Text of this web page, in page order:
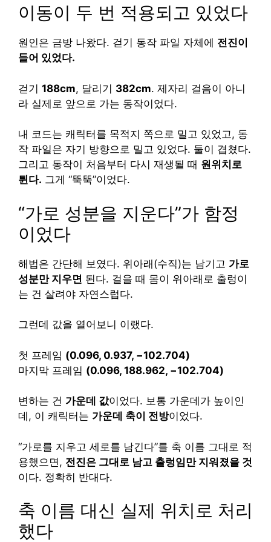
이동이 두 번 적용되고 있었다
원인은 금방 나왔다. 걷기 동작 파일 자체에 전진이
들어 있었다.
걷기 188cm, 달리기 382cm. 제자리 걸음이 아니
라 실제로 앞으로 가는 동작이었다.
내 코드는 캐릭터를 목적지 쪽으로 밀고 있었고, 동
작 파일은 자기 방향으로 밀고 있었다. 둘이 겹쳤다.
그리고 동작이 처음부터 다시 재생될 때 원위치로
튄다. 그게 “뚝뚝”이었다.
“가로 성분을 지운다”가 함정
이었다
해법은 간단해 보였다. 위아래(수직)는 남기고 가로
성분만 지우면 된다. 걸을 때 몸이 위아래로 출렁이
는 건 살려야 자연스럽다.
그런데 값을 열어보니 이랬다.
첫 프레임 (0.096, 0.937, −102.704)
마지막 프레임 (0.096, 188.962, −102.704)
변하는 건 가운데 값이었다. 보통 가운데가 높이인
데, 이 캐릭터는 가운데 축이 전방이었다.
“가로를 지우고 세로를 남긴다”를 축 이름 그대로 적
용했으면, 전진은 그대로 남고 출렁임만 지워졌을 것
이다. 정확히 반대다.
축 이름 대신 실제 위치로 처리
했다